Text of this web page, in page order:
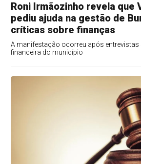
Roni Irmãozinho revela que
pediu ajuda na gestão de
críticas sobre finanças
A manifestação ocorreu após entrevistas
financeira do município